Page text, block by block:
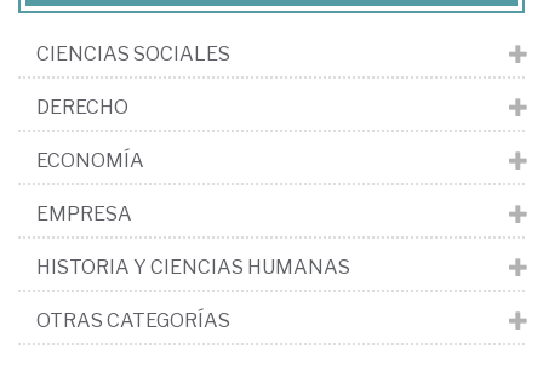
CIENCIAS SOCIALES
DERECHO
ECONOMÍA
EMPRESA
HISTORIA Y CIENCIAS HUMANAS
OTRAS CATEGORÍAS